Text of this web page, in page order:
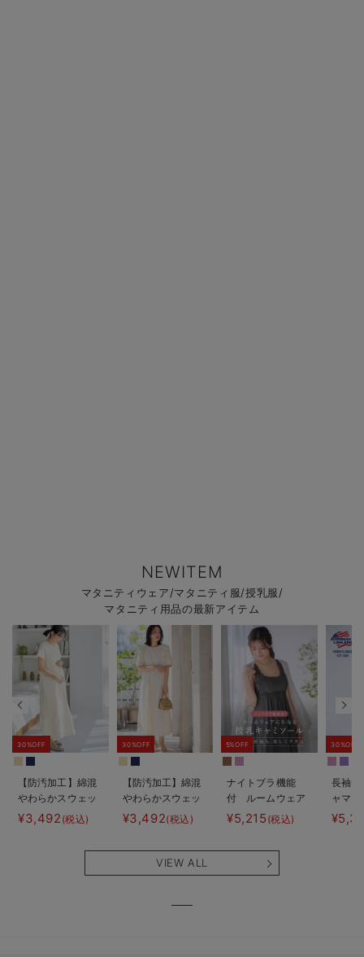
NEWITEM
マタニティウェア/マタニティ服/授乳服/
マタニティ用品の最新アイテム
30%OFF
【防汚加工】綿混
やわらかスウェッ
ト半袖ティアード
ネグリジェ マタ
¥3,492 (税込)
30%OFF
【防汚加工】綿混
やわらかスウェッ
ト半袖フレアワン
ピース マタニテ
も長く使える】
¥3,492(税込)
5%OFF
ナイトブラ機能
付 ルームウェア
にもなる授乳キャ
ミソール
¥5,215 (税込)
30%OFF
長袖サ
ャマ
ェー
VIEW ALL